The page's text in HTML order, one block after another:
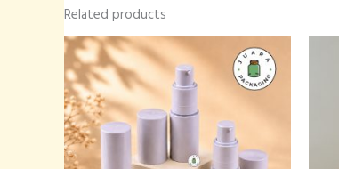
Related products